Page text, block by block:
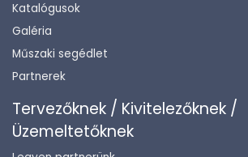
Katalógusok
Galéria
Műszaki segédlet
Partnerek
Tervezőknek / Kivitelezőknek /
Üzemeltetőknek